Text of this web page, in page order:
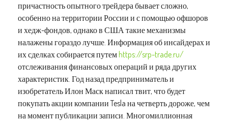
причастность опытного трейдера бывает сложно,
особенно на территории России и с помощью офшоров
и хедж-фондов, однако в США такие механизмы
налажены гораздо лучше. Информация об инсайдерах и
их сделках собирается путем https://srp-trade.ru/
отслеживания финансовых операций и ряда других
характеристик. Год назад предприниматель и
изобретатель Илон Маск написал твит, что будет
покупать акции компании Tesla на четверть дороже, чем
на момент публикации записи. Многомиллионная